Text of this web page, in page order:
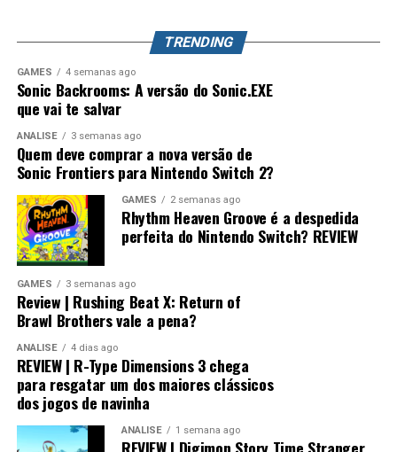
mundo. Splatoon Raiders pode até parecer um spin-off,
mas também pode representar o primeiro passo para a
maior evolução que a série já teve.
TRENDING
GAMES 4 semanas ago
Sonic Backrooms: A versão do Sonic.EXE
que vai te salvar
ANÁLISE 3 semanas ago
Quem deve comprar a nova versão de
Sonic Frontiers para Nintendo Switch 2?
GAMES 2 semanas ago
Rhythm Heaven Groove é a despedida
perfeita do Nintendo Switch? REVIEW
GAMES 3 semanas ago
Review | Rushing Beat X: Return of
Brawl Brothers vale a pena?
ANÁLISE 4 dias ago
REVIEW | R-Type Dimensions 3 chega
para resgatar um dos maiores clássicos
dos jogos de navinha
ANÁLISE 1 semana ago
REVIEW | Digimon Story Time Stranger